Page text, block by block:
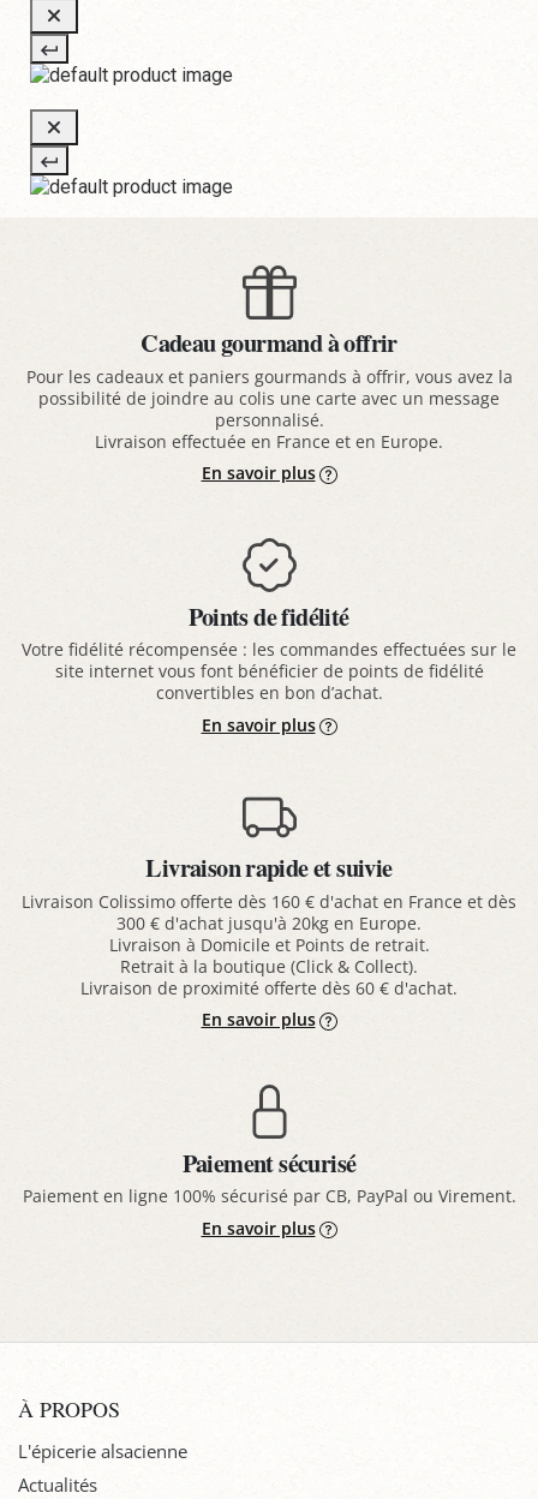
Cadeau gourmand à offrir
Pour les cadeaux et paniers gourmands à offrir, vous avez la
possibilité de joindre au colis une carte avec un message
personnalisé.
Livraison effectuée en France et en Europe.
En savoir plus
Points de fidélité
Votre fidélité récompensée : les commandes effectuées sur le
site internet vous font bénéficier de points de fidélité
convertibles en bon d’achat.
En savoir plus
Livraison rapide et suivie
Livraison Colissimo offerte dès 160 € d'achat en France et dès
300 € d'achat jusqu'à 20kg en Europe.
Livraison à Domicile et Points de retrait.
Retrait à la boutique (Click & Collect).
Livraison de proximité offerte dès 60 € d'achat.
En savoir plus
Paiement sécurisé
Paiement en ligne 100% sécurisé par CB, PayPal ou Virement.
En savoir plus
À PROPOS
L'épicerie alsacienne
Actualités